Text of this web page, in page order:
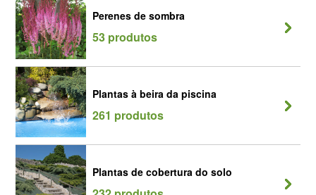
Perenes de sombra
53 produtos
Plantas à beira da piscina
261 produtos
Plantas de cobertura do solo